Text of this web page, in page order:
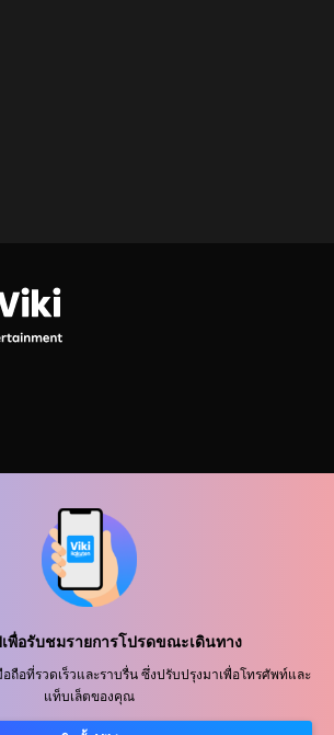
พื่อรับชมรายการโปรดขณะเดินทาง
ถือที่รวดเร็วและราบรื่น ซึ่งปรับปรุงมาเพื่อโทรศัพท์และ
แท็บเล็ตของคุณ